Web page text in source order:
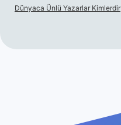
Dünyaca Ünlü Yazarlar Kimlerdir